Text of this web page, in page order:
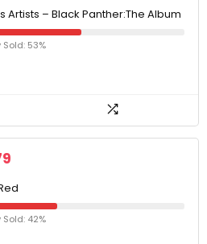
Artists – Black Panther:The Album
53%
42%